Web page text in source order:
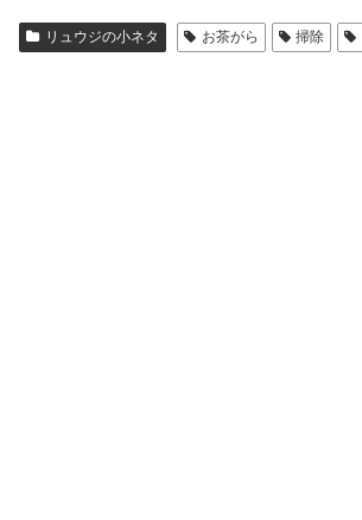
リュウジの小ネタ お茶がら 掃除